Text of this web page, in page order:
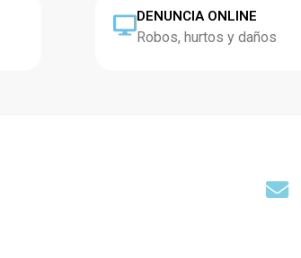
DENUNCIA ONLINE
Robos, hurtos y daños